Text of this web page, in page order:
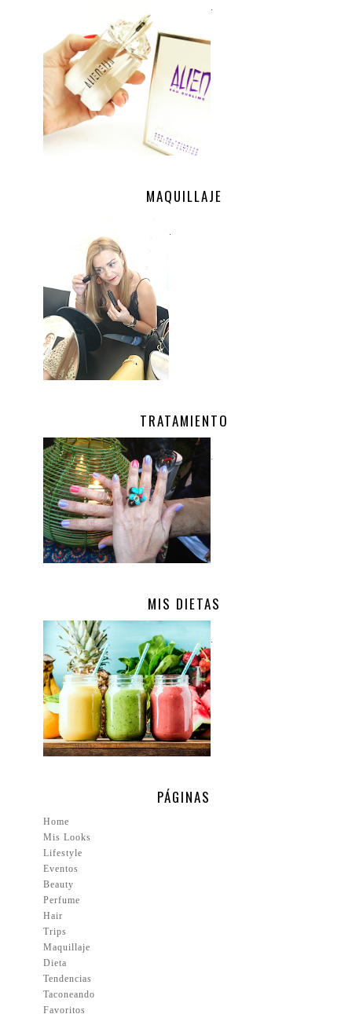
MAQUILLAJE
TRATAMIENTO
MIS DIETAS
PÁGINAS
Home
Mis Looks
Lifestyle
Eventos
Beauty
Perfume
Hair
Trips
Maquillaje
Dieta
Tendencias
Taconeando
Favoritos